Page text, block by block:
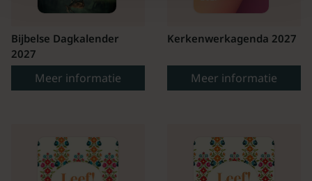
Bijbelse Dagkalender
2027
Meer informatie
Kerkenwerkagenda 2027
Meer informatie